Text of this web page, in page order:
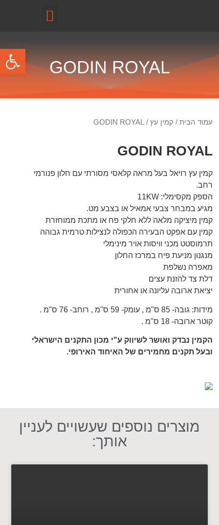
GODIN ROYAL
עמוד הבית / קמין עץ / GODIN ROYAL
GODIN ROYAL
קמין עץ רויאל בעל מראה קלאסי מסורתי עם חלון פנורמי
רחב.
הספק מקסימלי: 11KW
מגיע במבחר צבעי אמאיל או בצבע מט.
קמין מיציקה מלאה ללא חלקי פח או מתכת ממוחזרת
קמין עם אפקט הבעירה הכפולה לנצילות טרמית גבוהה
תרמוסטט מכני וויסות אויר מינימלי
מנגנון מניעת פיח במרכז החלון
מאפרה נשלפת
דלת צד להזנת עצים
יציאת ארובה עליונה או אחורית
מידות: גובה- 85 ס"מ , עומק- 59 ס"מ , רוחב- 76 ס"מ .
קוטר ארובה- 18 ס"מ .
הקמין נבדק ואושר לשיווק ע"י מכון התקנים הישראלי
ובעל תקנים מחמירים של האיחוד האירופי.
מוצרים נוספים שעשויים לעניין
אותך: